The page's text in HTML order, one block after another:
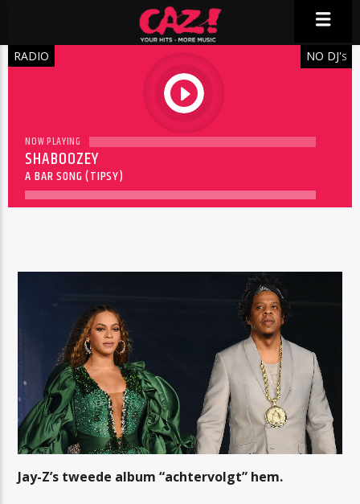
RADIO
play
NO DJ'S
NOW PLAYING
SHABOOZEY
A BAR SONG (TIPSY)
Jay-Z’s tweede album “achtervolgt” hem.